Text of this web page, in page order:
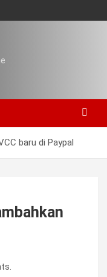
baru di Paypal